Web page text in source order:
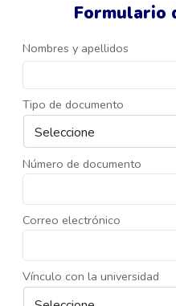
Formulario
Nombres y apellidos
Tipo de documento
Número de documento
Correo electrónico
Vínculo con la universidad